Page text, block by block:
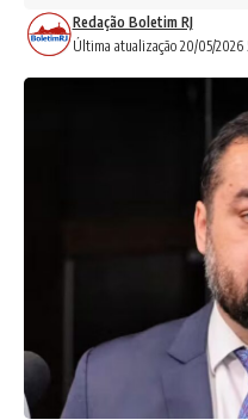
Última atualização 20/05/2026
Redação Boletim RJ